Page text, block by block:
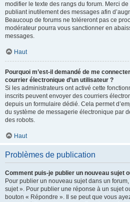
modifier le texte des rangs du forum. Merci
publiant inutilement des messages afin
Beaucoup de forums ne toléreront pas ce
modérateur pourra vous sanctionner en
messages.
Haut
Pourquoi m’est-il demandé de me
courrier électronique d’un utilisateur ?
Si les administrateurs ont activé cette
inscrits peuvent envoyer des courriers
depuis un formulaire dédié. Cela permet
du système de messagerie électronique par
des robots.
Haut
Problèmes de publication
Comment puis-je publier un nouveau sujet
Pour publier un nouveau sujet dans un
sujet ». Pour publier une réponse à un sujet
bouton « Répondre ». Il se peut que vous